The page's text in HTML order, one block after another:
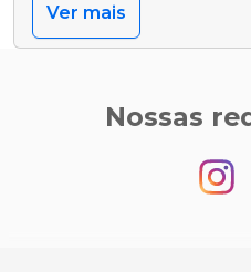
Ver mais
Nossas